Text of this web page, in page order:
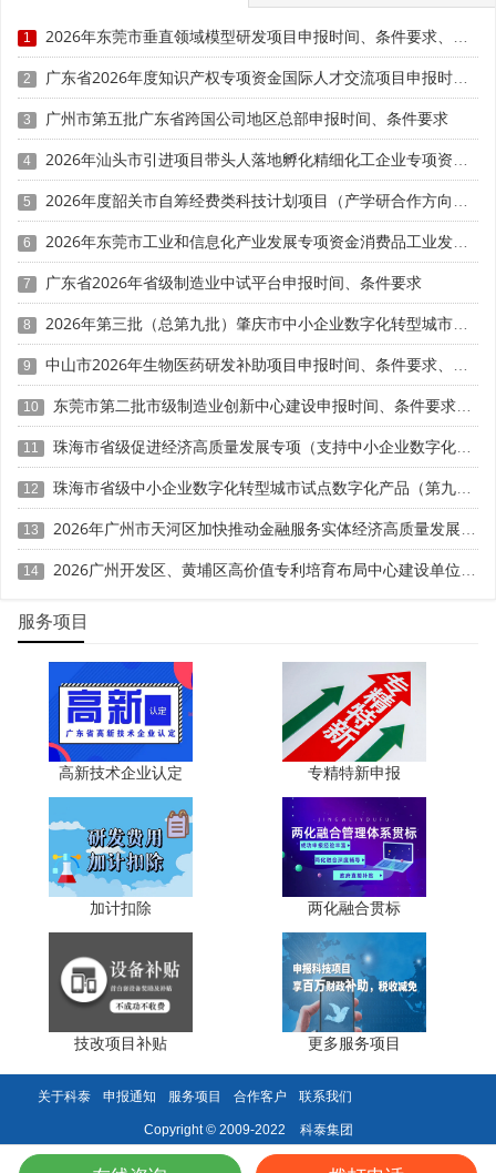
转化无立项、验收、销售发票等完整佐证。评审要求建
立"研发立项→过程记录→成果产出→产品应用→市场收
益"的完整证据链，确保研发成果真正落地。
三、扣分点隐形，隐蔽漏洞最易失分
相较于显性加分项，扣分点更具隐蔽性，多藏在材料合
规、数据归集、体系建设等细节中。
研发费用归集：口径错误直接重罚。 研发费用是基础门
槛，也是重灾区扣分点。常见问题包括：将非研发设备折
旧、生产人员薪酬混入研发费用;无独立研发辅助账，费用无
法对应具体项目。新规下，研发费用需严格按口径归集，数
据需与审计、税务报表完全一致，否则将大幅失分。
人员资质核查："挂名研发"零容忍。 专职研发人员需满
足150人门槛，且为全职在岗人员。隐形扣分点在于：人员
社保记录断层、兼职人员计入研发人数、核心人员无岗位职
责证明。评审会通过社保、个税记录交叉核验，"挂名人
员"一经查实，将直接影响认定结果。
创新体系虚化：材料"大而空"必失分。 技术中心组织体
系健全是基本条件，但很多企业材料仅罗列制度，无执行痕
项目立项、过程管理、结题验收档案;技术中心无独立架构，
初审阶段即会被重点扣分。
合规信用审查：一票否决项不可忽视。 新规明确，申请
受理截止日期前三年内，存在走私行为、被确定为重大税收
违法失信主体、或其他严重违法失信行为的，直接不予认
定。隐形风险在于：企业忽视子公司或关联企业信用记录，
或未及时处理历史轻微违法记录，导致申报时被一票否决。
四、细节为王，合规布局方能顺利通关
企业技术中心认定，本质是对企业创新能力、管理水
平、合规意识的综合检验。2026年评审更趋严格，大量失败
源于细节疏漏，而非硬实力不足。企业需摒弃"重材料堆
砌、轻细节打磨"的误区，以新规为纲，提前梳理加分项的
隐性门槛，规避扣分点的隐蔽漏洞：知识产权重质量、产学
加分项与扣分点的核心逻辑，才能在激烈的评审中脱颖而
1 2026年东莞市垂直领域模型研发项目申报时间、条件要求、资助奖励
2 广东省2026年度知识产权专项资金国际人才交流项目申报时间、条件要求
3 广州市第五批广东省跨国公司地区总部申报时间、条件要求
4 2026年汕头市引进项目带头人落地孵化精细化工企业专项资金申报时间、条件要求、资助奖励
5 2026年度韶关市自筹经费类科技计划项目（产学研合作方向）申报时间、条件要求
6 2026年东莞市工业和信息化产业发展专项资金消费品工业发展奖励项目“免申即享”时间、条件要求、补助奖励
7 广东省2026年省级制造业中试平台申报时间、条件要求
8 2026年第三批（总第九批）肇庆市中小企业数字化转型城市试点数字化改造项目申报时间、条件要求、补助奖励
9 中山市2026年生物医药研发补助项目申报时间、条件要求、奖励标准
10 东莞市第二批市级制造业创新中心建设申报时间、条件要求、扶持奖励
11 珠海市省级促进经济高质量发展专项（支持中小企业数字化转型）“小快轻准”数字化转型项目（第十一批）入库储备申报时间、条件要求、补助奖励
12 珠海市省级中小企业数字化转型城市试点数字化产品（第九批）征集申报时间、条件要求
13 2026年广州市天河区加快推动金融服务实体经济高质量发展（支持企业利用知识产权融资）政策兑现申报时间、条件要求、扶持奖励
14 2026广州开发区、黄埔区高价值专利培育布局中心建设单位申报时间、条件要求、扶持奖励
服务项目
高新技术企业认定 专精特新申报
加计扣除 两化融合贯标
技改项目补贴 更多服务项目
关于科泰 申报通知 服务项目 合作客户 联系我们
Copyright © 2009-2022 科泰集团